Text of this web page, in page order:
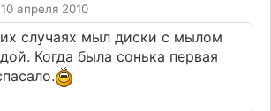
10 апреля 2010
случаях мыл диски с мылом
Когда была сонька первая